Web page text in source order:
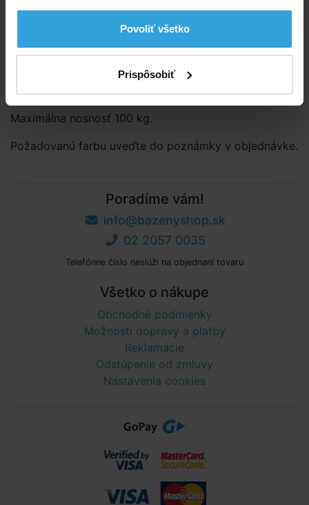
Povoliť všetko
Prispôsobiť
Rôzne farebné prevedenie podľa momentálnej
Uvedená cena je za 1kus lehátka.
Maximálna nosnosť 100 kg.
Požadovanú farbu uveďte do poznámky v objednávke.
Poradíme vám!
info@bazenyshop.sk
02 2057 0035
Telefónne číslo neslúži na objednaní tovaru
Všetko o nákupe
Obchodné podmienky
Možnosti dopravy a platby
Reklamácie
Odstúpenie od zmluvy
Nastavenia cookies